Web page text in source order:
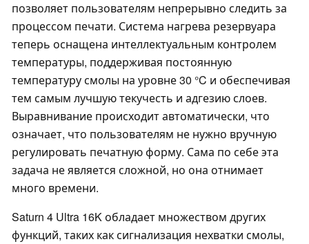
позволяет пользователям непрерывно следить за
процессом печати. Система нагрева резервуара
теперь оснащена интеллектуальным контролем
температуры, поддерживая постоянную
температуру смолы на уровне 30 °C и обеспечивая
тем самым лучшую текучесть и адгезию слоев.
Выравнивание происходит автоматически, что
означает, что пользователям не нужно вручную
регулировать печатную форму. Сама по себе эта
задача не является сложной, но она отнимает
много времени.
Saturn 4 Ultra 16K обладает множеством других
функций, таких как сигнализация нехватки смолы,